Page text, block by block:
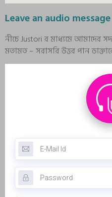
Leave an audio message
নীচে Justori র মাধ্যমে আমাদের
মতামত – সরাসরি উত্তর পান